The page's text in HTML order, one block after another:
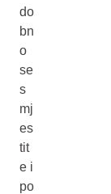
do
bn
o
se
s
mj
es
tit
e i
po